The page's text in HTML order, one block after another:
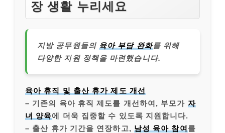
장 생활 누리세요
지방 공무원들의 육아 부담 완화를 위해
다양한 지원 정책을 마련했습니다.
육아 휴직 및 출산 휴가 제도 개선
– 기존의 육아 휴직 제도를 개선하여, 부모가 자
녀 양육에 더욱 집중할 수 있도록 지원합니다.
– 출산 휴가 기간을 연장하고, 남성 육아 참여 를